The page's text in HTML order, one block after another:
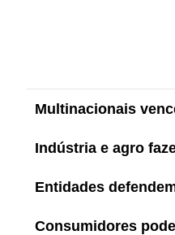
Multinacionais
Indústria e agro
Entidades
Consumidores